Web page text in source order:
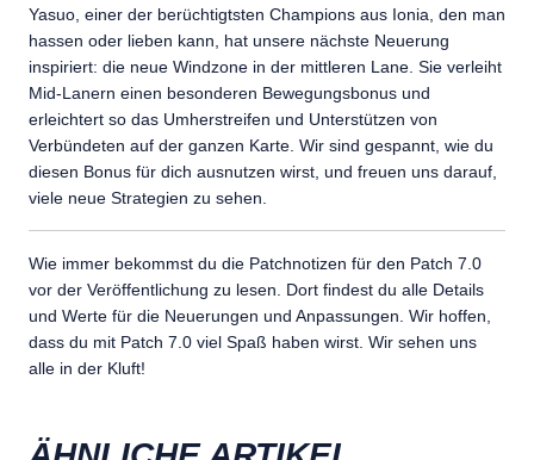
Yasuo, einer der berüchtigtsten Champions aus Ionia, den man
hassen oder lieben kann, hat unsere nächste Neuerung
inspiriert: die neue Windzone in der mittleren Lane. Sie verleiht
Mid-Lanern einen besonderen Bewegungsbonus und
erleichtert so das Umherstreifen und Unterstützen von
Verbündeten auf der ganzen Karte. Wir sind gespannt, wie du
diesen Bonus für dich ausnutzen wirst, und freuen uns darauf,
viele neue Strategien zu sehen.
Wie immer bekommst du die Patchnotizen für den Patch 7.0
vor der Veröffentlichung zu lesen. Dort findest du alle Details
und Werte für die Neuerungen und Anpassungen. Wir hoffen,
dass du mit Patch 7.0 viel Spaß haben wirst. Wir sehen uns
alle in der Kluft!